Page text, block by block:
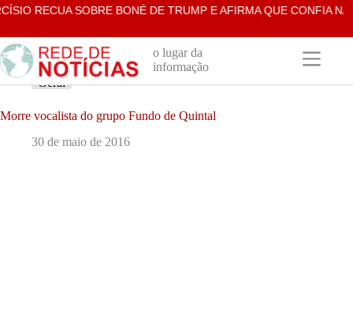
Pular
o
conteúdo
RECUA SOBRE BONÉ DE TRUMP E AFIRMA QUE CONFIA NAS
o lugar da
informação
Geral
Morre vocalista do grupo Fundo de Quintal
30 de maio de 2016